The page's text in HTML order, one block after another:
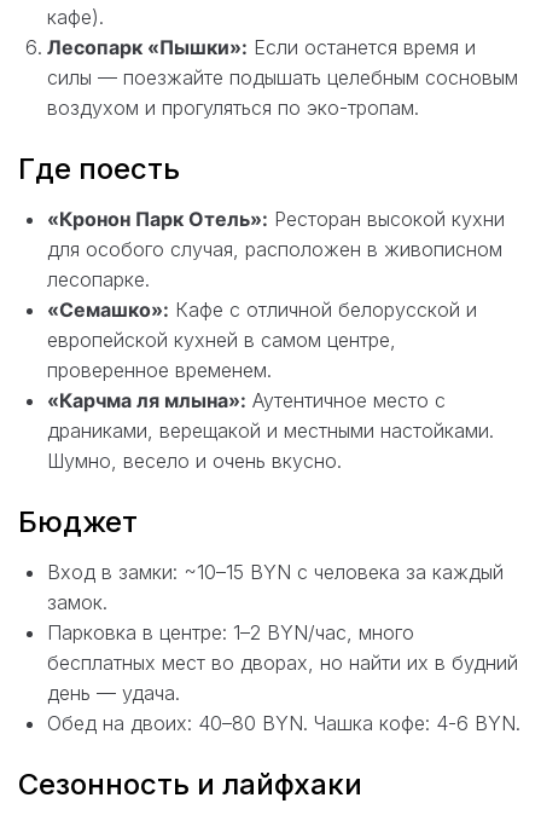
кафе).
Лесопарк «Пышки»: Если останется время и
силы — поезжайте подышать целебным сосновым
воздухом и прогуляться по эко-тропам.
Где поесть
«Кронон Парк Отель»: Ресторан высокой кухни
для особого случая, расположен в живописном
лесопарке.
«Семашко»: Кафе с отличной белорусской и
европейской кухней в самом центре,
проверенное временем.
«Карчма ля млына»: Аутентичное место с
драниками, верещакой и местными настойками.
Шумно, весело и очень вкусно.
Бюджет
Вход в замки: ~10–15 BYN с человека за каждый
замок.
Парковка в центре: 1–2 BYN/час, много
бесплатных мест во дворах, но найти их в будний
день — удача.
Обед на двоих: 40–80 BYN. Чашка кофе: 4-6 BYN.
Сезонность и лайфхаки